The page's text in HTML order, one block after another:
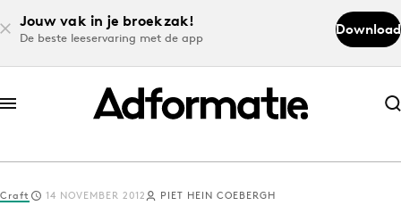
Jouw vak in je broekzak!
De beste leeservaring met de app
Download
Abonneer nu
Abonneer nu
Log in
Craft 14 NOVEMBER 2012 PIET HEIN COEBERGH